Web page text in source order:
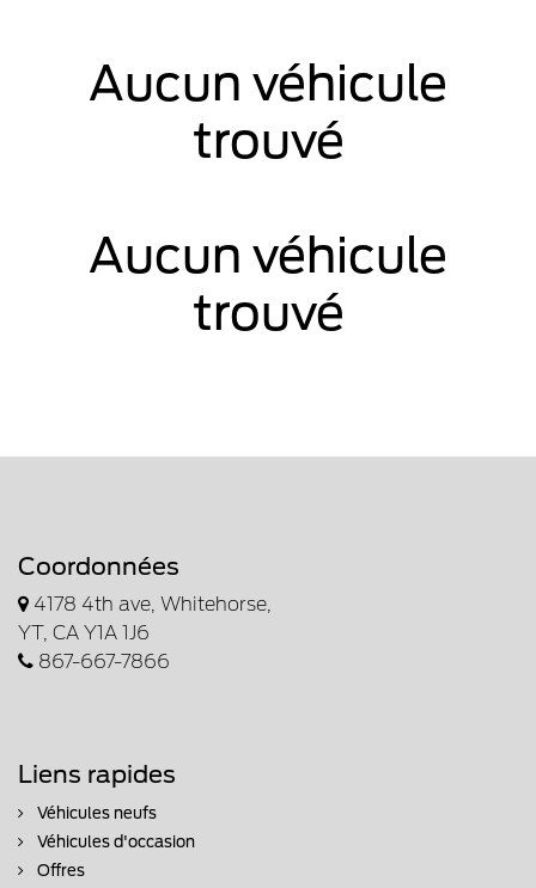
Aucun véhicule
trouvé
Aucun véhicule
trouvé
Coordonnées
4178 4th ave, Whitehorse,
YT, CA Y1A 1J6
867-667-7866
Liens rapides
Véhicules neufs
Véhicules d'occasion
Offres